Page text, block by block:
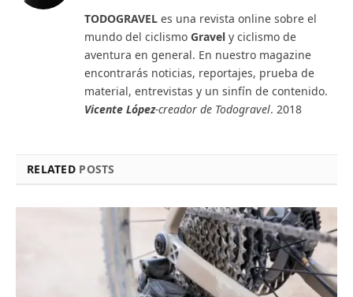
TODOGRAVEL es una revista online sobre el
mundo del ciclismo Gravel y ciclismo de
aventura en general. En nuestro magazine
encontrarás noticias, reportajes, prueba de
material, entrevistas y un sinfín de contenido.
Vicente López-creador de Todogravel. 2018
RELATED POSTS